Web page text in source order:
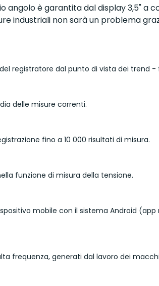
angolo è garantita dal display 3,5" a
industriali non sarà un problema
registratore dal punto di vista dei trend
delle misure correnti.
fino a 10 000 risultati di misura.
funzione di misura della tensione.
mobile con il sistema Android (app
frequenza, generati dal lavoro dei